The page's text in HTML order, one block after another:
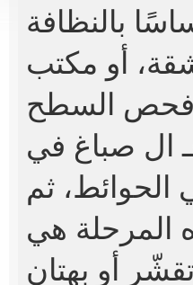
بالنظافة
فحص السطح
ال صباغ في
ثم
المرحلة هي